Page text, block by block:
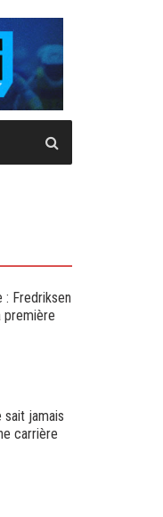
: Fredriksen
première
sait jamais
carrière